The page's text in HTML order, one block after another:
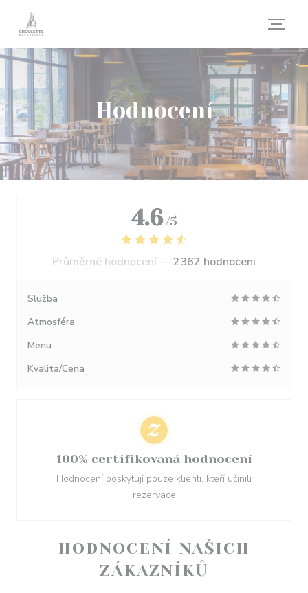
Panel pro správu cookies
Hodnocení
HODNOCENÍ NAŠICH
ZÁKAZNÍKŮ
4.6 /5
Průměrné hodnocení —2362 hodnoceni
Služba
Atmosféra
Menu
Kvalita/Cena
100% certifikovaná hodnocení
Hodnocení poskytují pouze klienti, kteří učinili
rezervace